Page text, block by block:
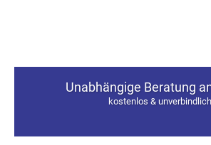
Unabhängige Beratung
kostenlos & unverbindlich